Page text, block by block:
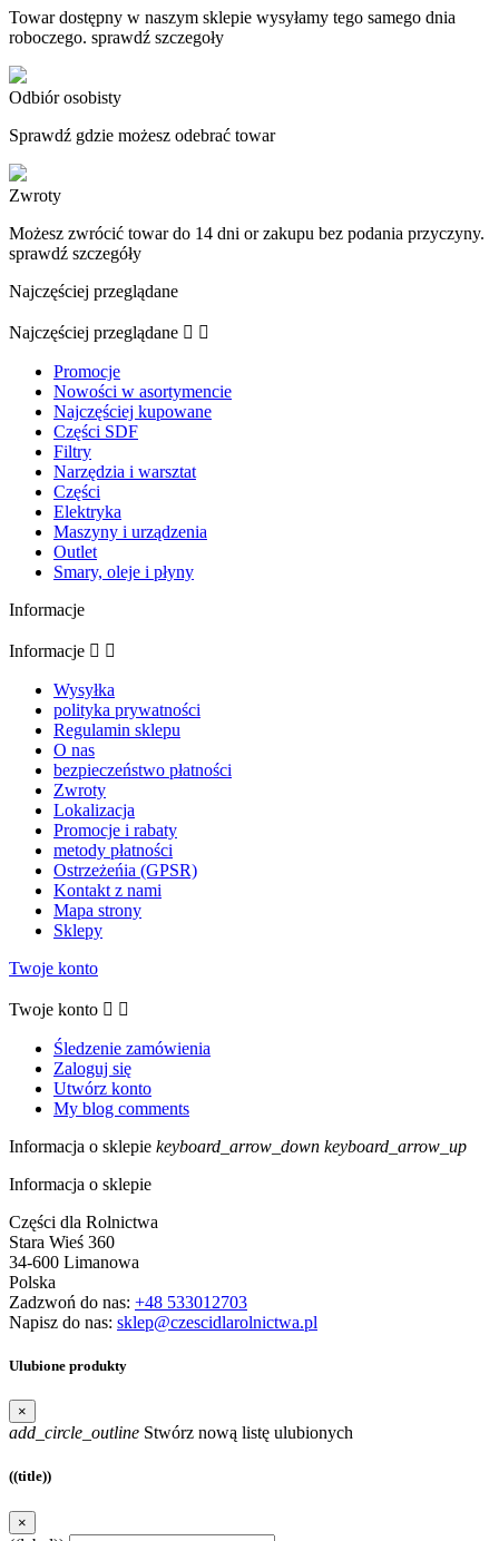
Towar dostępny w naszym sklepie wysyłamy tego samego dnia
roboczego. sprawdź szczegoły
Odbiór osobisty
Sprawdź gdzie możesz odebrać towar
Zwroty
Możesz zwrócić towar do 14 dni or zakupu bez podania przyczyny.
sprawdź szczegóły
Najczęściej przeglądane
Najczęściej przeglądane  
Promocje
Nowości w asortymencie
Najczęściej kupowane
Części SDF
Filtry
Narzędzia i warsztat
Części
Elektryka
Maszyny i urządzenia
Outlet
Smary, oleje i płyny
Informacje
Informacje  
Wysyłka
polityka prywatności
Regulamin sklepu
O nas
bezpieczeństwo płatności
Zwroty
Lokalizacja
Promocje i rabaty
metody płatności
Ostrzeżeńia (GPSR)
Kontakt z nami
Mapa strony
Sklepy
Twoje konto
Twoje konto  
Śledzenie zamówienia
Zaloguj się
Utwórz konto
My blog comments
Informacja o sklepie keyboard_arrow_down keyboard_arrow_up
Informacja o sklepie
Części dla Rolnictwa
Stara Wieś 360
34-600 Limanowa
Polska
Zadzwoń do nas: +48 533012703
Napisz do nas: sklep@czescidlarolnictwa.pl
Ulubione produkty
×
add_circle_outline Stwórz nową listę ulubionych
((title))
×